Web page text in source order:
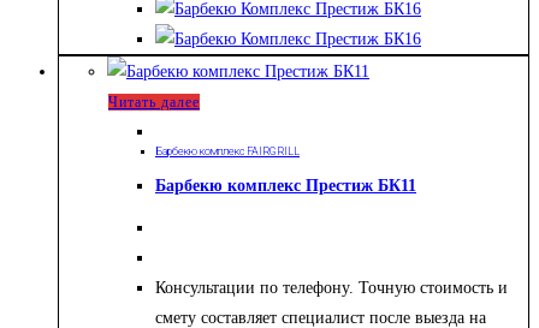
Читать далее
Барбекю комплекс FAIRGRILL
Барбекю комплекс Престиж БК11
Консультации по телефону. Точную стоимость и
смету составляет специалист после выезда на